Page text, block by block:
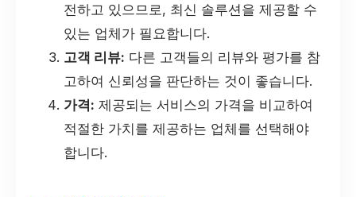
전하고 있으므로, 최신 솔루션을 제공할 수
있는 업체가 필요합니다.
고객 리뷰: 다른 고객들의 리뷰와 평가를 참
고하여 신뢰성을 판단하는 것이 좋습니다.
가격: 제공되는 서비스의 가격을 비교하여
적절한 가치를 제공하는 업체를 선택해야
합니다.